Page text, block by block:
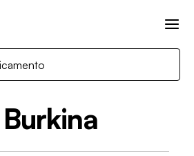
Burkina